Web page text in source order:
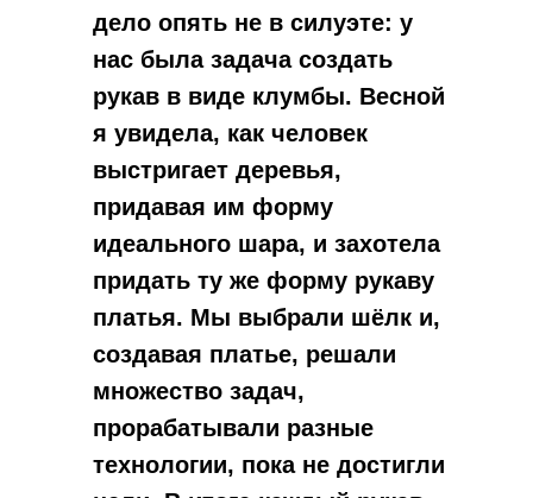
дело опять не в силуэте: у
нас была задача создать
рукав в виде клумбы. Весной
я увидела, как человек
выстригает деревья,
придавая им форму
идеального шара, и захотела
придать ту же форму рукаву
платья. Мы выбрали шёлк и,
создавая платье, решали
множество задач,
прорабатывали разные
технологии, пока не достигли